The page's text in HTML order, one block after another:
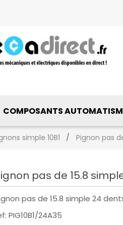
COMPOSANTS
simple 10B1 Pignon pas
pas de 15.8
pas de 15.8 simple 24
PIG10B1/24A35